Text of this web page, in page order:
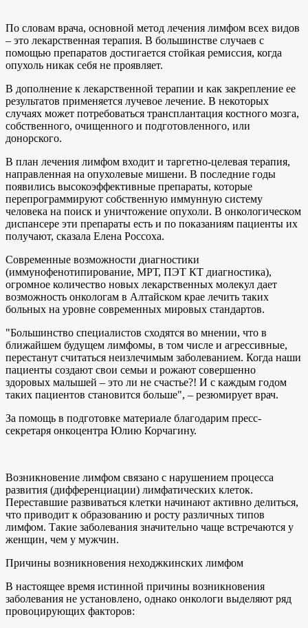
По словам врача, основной метод лечения лимфом всех видов
– это лекарственная терапия. В большинстве случаев с
помощью препаратов достигается стойкая ремиссия, когда
опухоль никак себя не проявляет.
В дополнение к лекарственной терапии и как закрепление ее
результатов применяется лучевое лечение. В некоторых
случаях может потребоваться трансплантация костного мозга,
собственного, очищенного и подготовленного, или
донорского.
В план лечения лимфом входит и таргетно-целевая терапия,
направленная на опухолевые мишени. В последние годы
появились высокоэффективные препараты, которые
перепрограммируют собственную иммунную систему
человека на поиск и уничтожение опухоли. В онкологическом
диспансере эти препараты есть и по показаниям пациенты их
получают, сказала Елена Россоха.
Современные возможности диагностики
(иммунофенотипирование, МРТ, ПЭТ КТ диагностика),
огромное количество новых лекарственных молекул дает
возможность онкологам в Алтайском крае лечить таких
больных на уровне современных мировых стандартов.
"Большинство специалистов сходятся во мнении, что в
ближайшем будущем лимфомы, в том числе и агрессивные,
перестанут считаться неизлечимым заболеванием. Когда наши
пациенты создают свои семьи и рожают совершенно
здоровых малышей – это ли не счастье?! И с каждым годом
таких пациентов становится больше", – резюмирует врач.
За помощь в подготовке материале благодарим пресс-
секретаря онкоцентра Юлию Корчагину.
Возникновение лимфом связано с нарушением процесса
развития (дифференциации) лимфатических клеток.
Переставшие развиваться клетки начинают активно делиться,
что приводит к образованию и росту различных типов
лимфом. Такие заболевания значительно чаще встречаются у
женщин, чем у мужчин.
Причины возникновения неходжкинских лимфом
В настоящее время истинной причины возникновения
заболевания не установлено, однако онкологи выделяют ряд
провоцирующих факторов: